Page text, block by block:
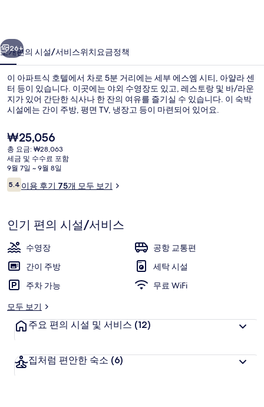
호
라
이
즌
의
사
진
갤
리
다음
26+
소개편의 시설/서비스위치요금정책
이 아파트식 호텔에서 차로 5분 거리에는 세부 에스엠 시티, 아얄라 센
터 등이 있습니다. 이곳에는 야외 수영장도 있고, 레스토랑 및 바/라운
지가 있어 간단한 식사나 한 잔의 여유를 즐기실 수 있습니다. 이 숙박
시설에는 간이 주방, 평면 TV, 냉장고 등이 마련되어 있어요.
현
재
가
격
은
₩25,056
₩25,056
총 요금: ₩28,063
세금 및 수수료 포함
9월 7일 ~ 9월 8일
이
용
기
5.410점 만점 중 5.4점.
이용 후기 75개 모두 보기
인기 편의 시설/서비스
수영장
공항 교통편
간이 주방
세탁 시설
주차 가능
무료 WiFi
모두 보기
주요 편의 시설 및 서비스 (12)
집처럼 편안한 숙소 (6)